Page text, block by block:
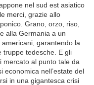
nel sud est asiatico
merci, grazie allo
Grano, orzo, riso,
alla Germania a un
garantendo la
truppe tedesche. E gli
al punto tale da
economica nell’estate del
in una gigantesca crisi